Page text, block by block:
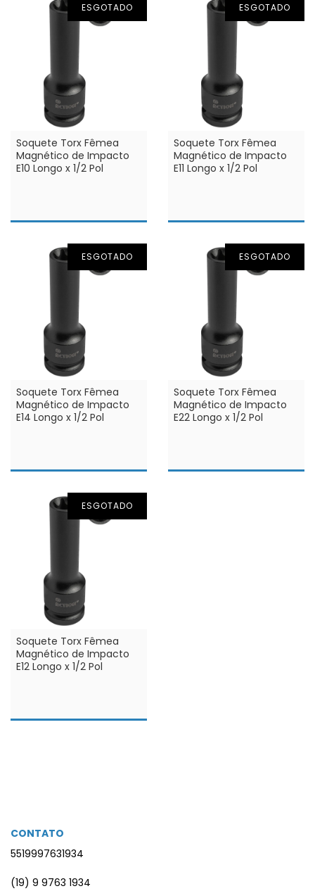
ESGOTADO
Soquete Torx Fêmea
Magnético de Impacto
E10 Longo x 1/2 Pol
ESGOTADO
Soquete Torx Fêmea
Magnético de Impacto
E11 Longo x 1/2 Pol
ESGOTADO
Soquete Torx Fêmea
Magnético de Impacto
E14 Longo x 1/2 Pol
ESGOTADO
Soquete Torx Fêmea
Magnético de Impacto
E22 Longo x 1/2 Pol
ESGOTADO
Soquete Torx Fêmea
Magnético de Impacto
E12 Longo x 1/2 Pol
CONTATO
5519997631934
(19) 9 9763 1934